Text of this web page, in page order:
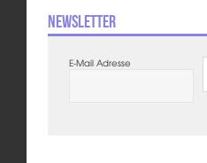
Newsletter
E-Mail Adresse